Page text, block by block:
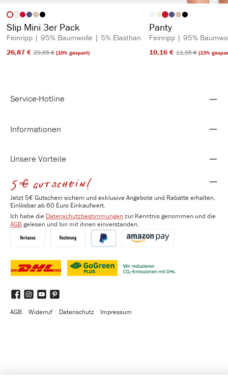
Artikelfarbe
(Diese Option ist zurzeit nicht verfügbar.)
Slip Mini 3er Pack
Feinripp | 95% Baumwolle | 5% Elasthan
26,87 €​ 29,85 €​(10% gespart)
Artikelfarbe
Panty
Feinripp | 95%
10,16 €​ 11,95 €​(15%
Service-Hotline
Informationen
Unsere Vorteile
5€ gutschein!
Jetzt 5€ Gutschein sichern und exklusive Angebote und Rabatte erhalten.
Einlösbar ab 60 Euro Einkaufwert.
Ich habe die Datenschutzbestimmungen zur Kenntnis genommen und die
AGBgelesen und bin mit ihnen einverstanden.
FacebookInstagram
YouTubePinterest
AGB
Widerruf Datenschutz Impressum